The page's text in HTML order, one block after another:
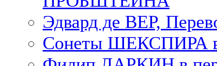
Эдвард де ВЕР,
Сонеты ШЕКСПИРА в